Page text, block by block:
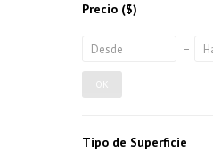
Precio ($)
OK
Tipo de Superficie